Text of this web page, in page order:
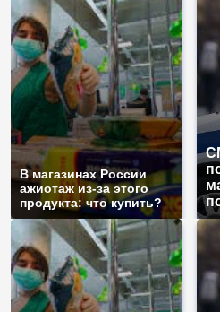
В магазинах России
ажиотаж из-за этого
продукта: что купить?